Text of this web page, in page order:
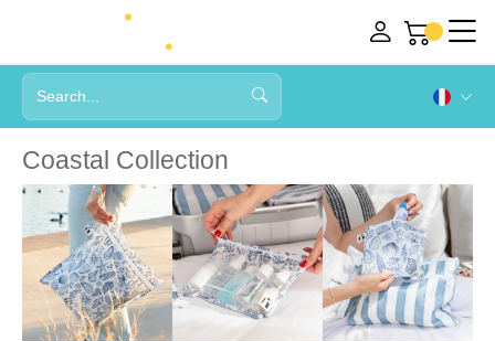
Coastal Collection